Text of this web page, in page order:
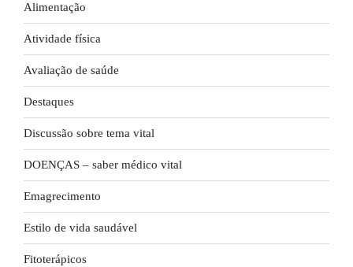
Alimentação
Atividade física
Avaliação de saúde
Destaques
Discussão sobre tema vital
DOENÇAS – saber médico vital
Emagrecimento
Estilo de vida saudável
Fitoterápicos